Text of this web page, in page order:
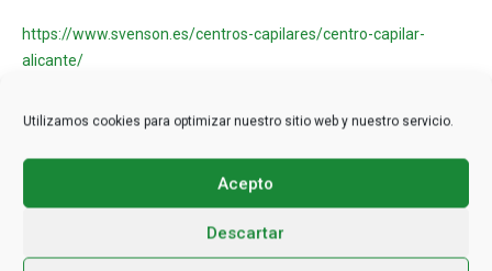
Utilizamos cookies para optimizar nuestro sitio web y nuestro servicio.
Acepto
Descartar
https://www.svenson.es/centros-capilares/centro-capilar-
alicante/